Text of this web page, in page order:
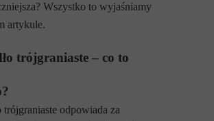
Wszystko to wyjaśniamy
artykule.
trójgraniaste – co to
trójgraniaste odpowiada za